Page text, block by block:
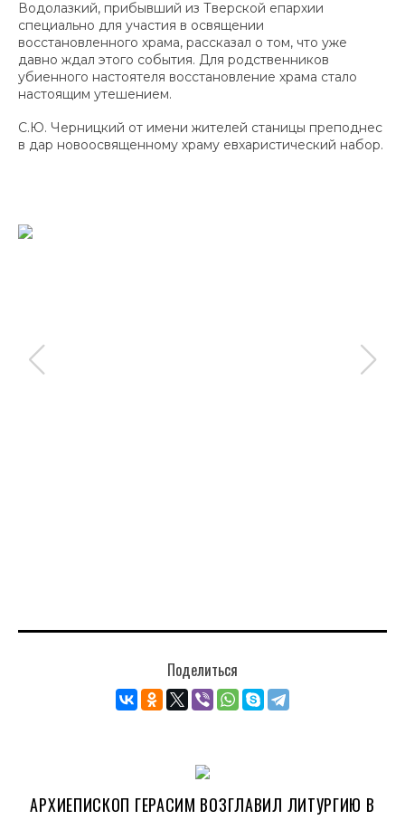
Водолазкий, прибывший из Тверской епархии
специально для участия в освящении
восстановленного храма, рассказал о том, что уже
давно ждал этого события. Для родственников
убиенного настоятеля восстановление храма стало
настоящим утешением.
С.Ю. Черницкий от имени жителей станицы преподнес
в дар новоосвященному храму евхаристический набор.
Поделиться
АРХИЕПИСКОП ГЕРАСИМ ВОЗГЛАВИЛ ЛИТУРГИЮ В